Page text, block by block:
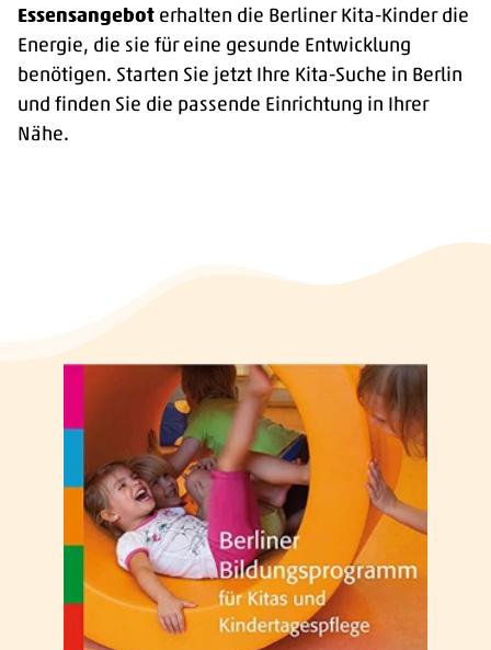
Essensangebot erhalten die Berliner Kita-Kinder die
Energie, die sie für eine gesunde Entwicklung
benötigen. Starten Sie jetzt Ihre Kita-Suche in Berlin
und finden Sie die passende Einrichtung in Ihrer
Nähe.